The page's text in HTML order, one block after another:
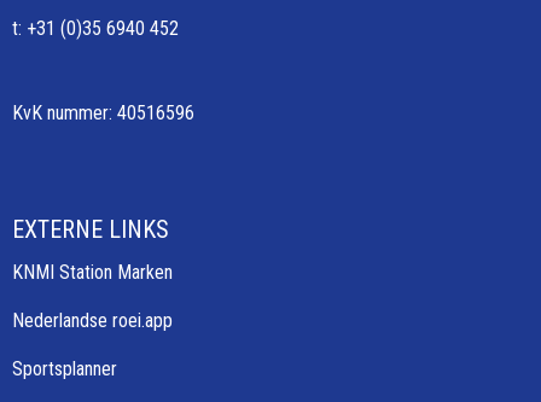
t: +31 (0)35 6940 452
KvK nummer: 40516596
EXTERNE LINKS
KNMI Station Marken
Nederlandse roei.app
Sportsplanner